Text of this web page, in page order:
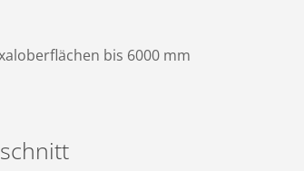
bis 6000 mm